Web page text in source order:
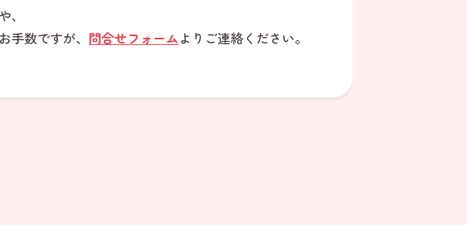
数ですが、 問合せフォームよりご連絡ください。